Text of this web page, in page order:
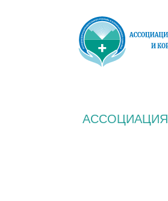
АССОЦИАЦИЯ